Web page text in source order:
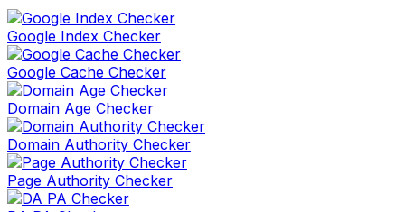
Google Index Checker
Google Cache Checker
Domain Age Checker
Domain Authority Checker
Page Authority Checker